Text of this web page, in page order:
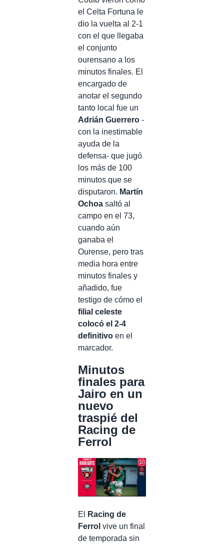
el Celta Fortuna le
dio la vuelta al 2-1
con el que llegaba
el conjunto
ourensano a los
minutos finales. El
encargado de
anotar el segundo
tanto local fue un
Adrián Guerrero -
con la inestimable
ayuda de la
defensa- que jugó
los más de 100
minutos que se
disputaron. Martín
Ochoa saltó al
campo en el 73,
cuando aún
ganaba el
Ourense, pero tras
media hora entre
minutos finales y
añadido, fue
testigo de cómo el
filial celeste
colocó el 2-4
definitivo en el
marcador.
Minutos
finales para
Jairo en un
nuevo
traspié del
Racing de
Ferrol
El
Racing de
Ferrol vive un final
de temporada sin